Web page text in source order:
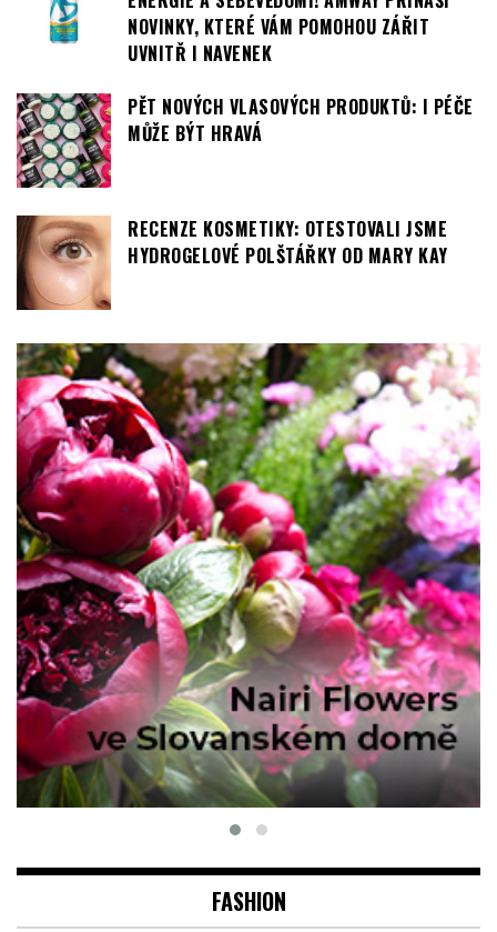
NOVINKY, KTERÉ VÁM POMOHOU ZÁŘIT
UVNITŘ I NAVENEK
PĚT NOVÝCH VLASOVÝCH PRODUKTŮ: I PÉČE
MŮŽE BÝT HRAVÁ
RECENZE KOSMETIKY: OTESTOVALI JSME
HYDROGELOVÉ POLŠTÁŘKY OD MARY KAY
FASHION